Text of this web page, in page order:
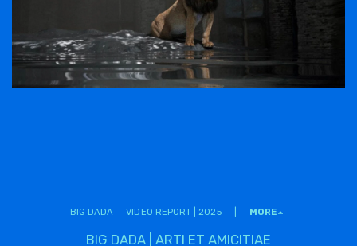
BIG DADA | ARTI ET AMICITIAE
BIG DADA VIDEO REPORT | 2025 MORE